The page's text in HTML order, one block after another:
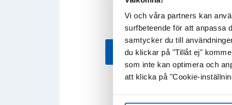
Vi och våra partners kan
surfbeteende för att anpassa
samtycker du till
du klickar på "Tillåt ej"
som inte kan optimera och
att klicka på "Cookie-
LADDA NER HÄR